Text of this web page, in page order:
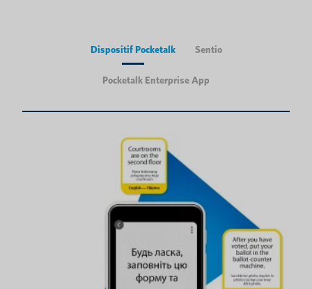
Dispositif Pocketalk Sentio
Pocketalk Enterprise App